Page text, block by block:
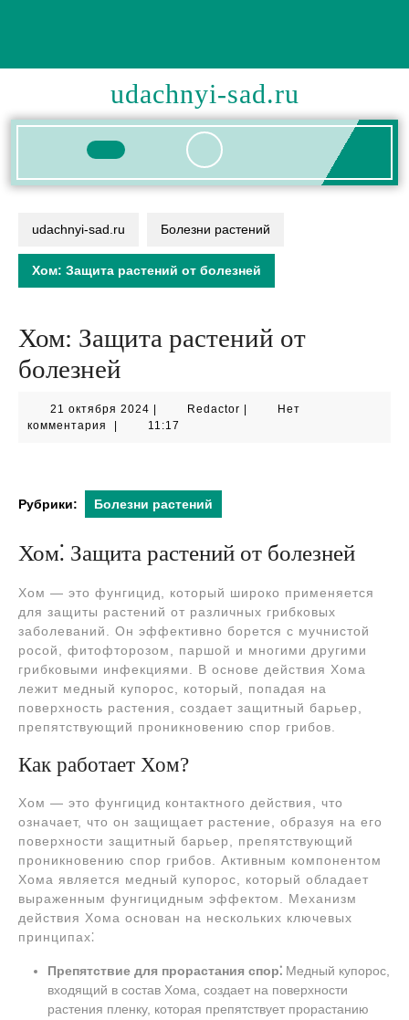
udachnyi-sad.ru
Кнопка
udachnyi-sad.ru Болезни растений
Хом: Защита растений от болезней
Хом: Защита растений от
болезней
21 октября 2024 21
октября
RedactorRedactor
Нет
комментария
11:17
Рубрики: Болезни растений
Хом⁚ Защита растений от болезней
Хом — это фунгицид, который широко применяется
для защиты растений от различных грибковых
заболеваний. Он эффективно борется с мучнистой
росой, фитофторозом, паршой и многими другими
грибковыми инфекциями. В основе действия Хома
лежит медный купорос, который, попадая на
поверхность растения, создает защитный барьер,
препятствующий проникновению спор грибов.
Как работает Хом?
Хом — это фунгицид контактного действия, что
означает, что он защищает растение, образуя на его
поверхности защитный барьер, препятствующий
проникновению спор грибов. Активным компонентом
Хома является медный купорос, который обладает
выраженным фунгицидным эффектом. Механизм
действия Хома основан на нескольких ключевых
принципах⁚
Препятствие для прорастания спор⁚ Медный купорос,
входящий в состав Хома, создает на поверхности
растения пленку, которая препятствует прорастанию